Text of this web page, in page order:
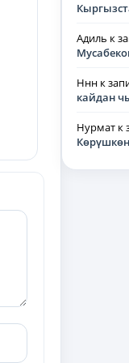
Адиль к
Ннн к
кайдан
Нурмат к